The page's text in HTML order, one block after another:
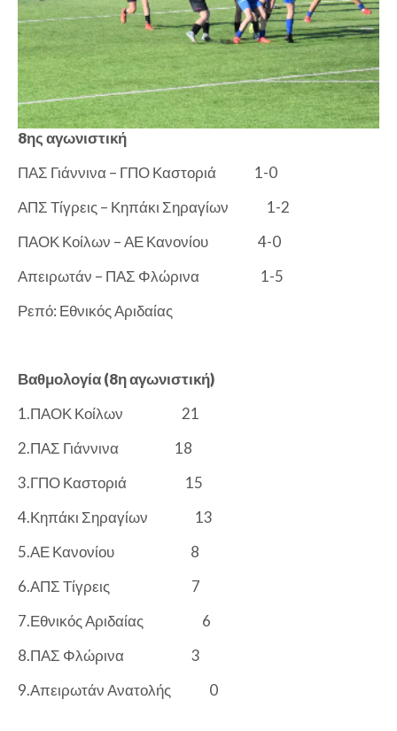
8ης αγωνιστική
ΠΑΣ Γιάννινα – ΓΠΟ Καστοριά
1-0
ΑΠΣ Τίγρεις – Κηπάκι Σηραγίων
1-2
ΠΑΟΚ Κοίλων – ΑΕ Κανονίου
4-0
Απειρωτάν – ΠΑΣ Φλώρινα
1-5
Ρεπό: Εθνικός Αριδαίας
Βαθμολογία (8η αγωνιστική)
1.ΠΑΟΚ Κοίλων
21
2.ΠΑΣ Γιάννινα 18
3.ΓΠΟ Καστοριά
15
4.Κηπάκι Σηραγίων
13
5.ΑΕ Κανονίου
8
6.ΑΠΣ Τίγρεις
7
7.Εθνικός Αριδαίας
6
8.ΠΑΣ Φλώρινα
3
9.Απειρωτάν Ανατολής
0